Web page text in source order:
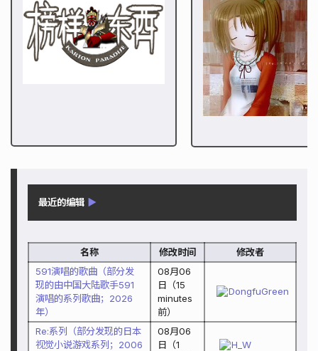
最近的编辑 ▶
名称 修改时间
修改者
591演唱的歌曲（部分发
现的由中国大陆歌手591
演唱的系列歌曲；2026
年）
08月06
日 （15
minutes
前）
DongfuGreen
Re:系列（部分发现的日本
视觉小说游戏系列；2006
08月06
日 （1
H_W